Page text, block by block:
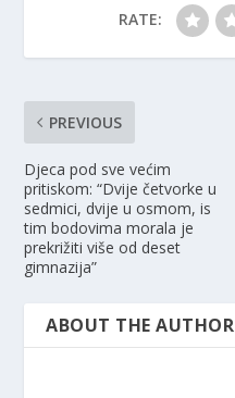
RATE:
PREVIOUS
Djeca pod sve većim
pritiskom: “Dvije četvorke u
sedmici, dvije u osmom, is
tim bodovima morala je
prekrižiti više od deset
gimnazija”
ABOUT THE AUTHOR